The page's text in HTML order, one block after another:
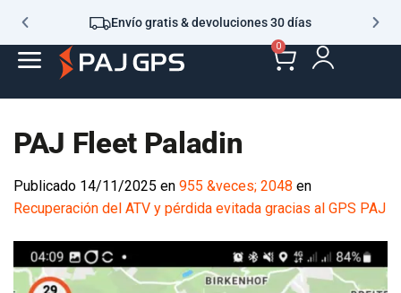
Envío gratis & devoluciones 30 días
0
PAJ Fleet Paladin
Publicado 14/11/2025 en 955 &veces; 2048 en
Recuperación del ATV y pérdida evitada gracias al GPS PAJ